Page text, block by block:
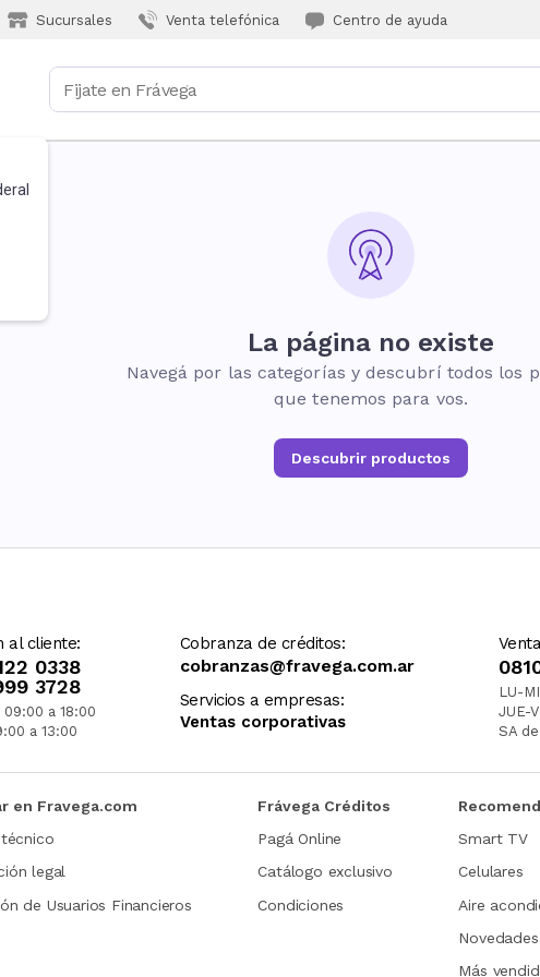
Sucursales Venta telefónica Centro de ayuda
La página no existe
Navegá por las categorías y descubrí todos los
que tenemos para vos.
Descubrir productos
al cliente:
0338
3728
09:00 a 18:00
a 13:00
Cobranza de créditos:
cobranzas@fravega.com.ar
Servicios a empresas:
Ventas corporativas
LU-
JUE-
SA
en Fravega.com
legal
de Usuarios Financieros
Frávega Créditos
Pagá Online
Catálogo exclusivo
Condiciones
Smart TV
Celulares
Aire
Novedades
Más